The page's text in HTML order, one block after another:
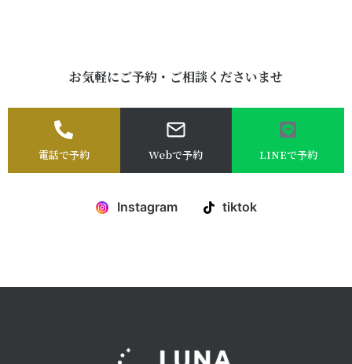
お気軽にご予約・ご相談くださいませ
電話で予約 Webで予約 LINEで予約
Instagram tiktok